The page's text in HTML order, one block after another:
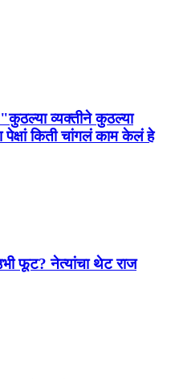
"कुठल्या व्यक्तीने कुठल्या
पेक्षां किती चांगलं काम केलं हे
फूट? नेत्यांचा थेट राज